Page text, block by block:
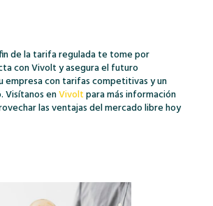
de la tarifa regulada te tome por
con Vivolt y asegura el futuro
con tarifas competitivas y un
Visítanos enVivoltpara más información
las ventajas del mercado libre hoy